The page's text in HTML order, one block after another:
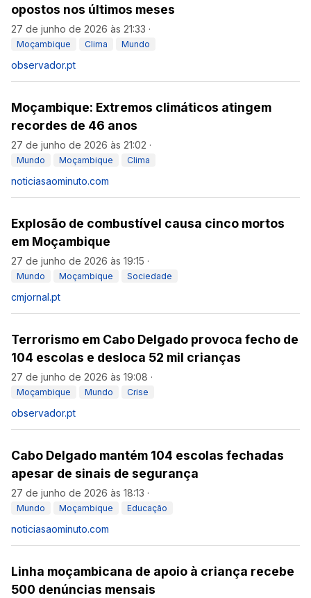
opostos nos últimos meses
27 de junho de 2026 às 21:33 ·
Moçambique Clima Mundo
observador.pt
Moçambique: Extremos climáticos atingem
recordes de 46 anos
27 de junho de 2026 às 21:02 ·
Mundo Moçambique Clima
noticiasaominuto.com
Explosão de combustível causa cinco mortos
em Moçambique
27 de junho de 2026 às 19:15 ·
Mundo Moçambique Sociedade
cmjornal.pt
Terrorismo em Cabo Delgado provoca fecho de
104 escolas e desloca 52 mil crianças
27 de junho de 2026 às 19:08 ·
Moçambique Mundo Crise
observador.pt
Cabo Delgado mantém 104 escolas fechadas
apesar de sinais de segurança
27 de junho de 2026 às 18:13 ·
Mundo Moçambique Educação
noticiasaominuto.com
Linha moçambicana de apoio à criança recebe
500 denúncias mensais